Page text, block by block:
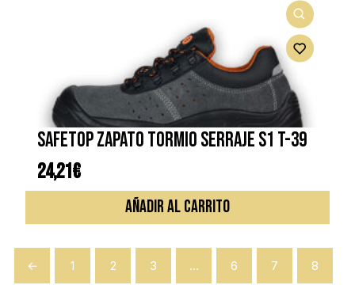
SAFETOP ZAPATO TORMIO SERRAJE S1 T-39
24,21€
AÑADIR AL CARRITO
← 1 2 3 … 6 7 8